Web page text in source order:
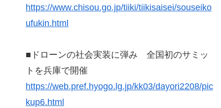
https://www.chisou.go.jp/tiiki/tiikisaisei/souseiko
ufukin.html
■ドローンの社会実装に弾み 全国初のサミッ
トを兵庫で開催
https://web.pref.hyogo.lg.jp/kk03/dayori2208/pic
kup6.html